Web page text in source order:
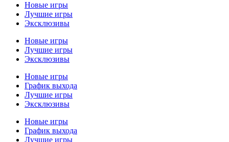
Новые игры
Лучшие игры
Эксклюзивы
Новые игры
Лучшие игры
Эксклюзивы
Новые игры
График выхода
Лучшие игры
Эксклюзивы
Новые игры
График выхода
Лучшие игры